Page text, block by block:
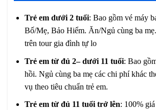
Trẻ em dưới 2 tuổi: Bao gồm vé máy
Bố/Mẹ, Bảo Hiểm. Ăn/Ngủ cùng ba
trên tour gia đình tự lo
Trẻ em từ đủ 2– dưới 11 tuổi: Bao
hồi. Ngủ cùng ba mẹ các chi phí khác
vụ theo tiêu chuẩn trẻ em.
Trẻ em từ đủ 11 tuổi trở lên: 100%